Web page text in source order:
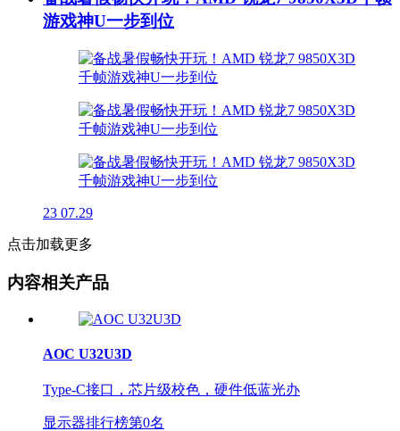
游戏神U一步到位
23 07.29
点击加载更多
内容相关产品
AOC U32U3D
Type-C接口，芯片级校色，硬件低蓝光办
显示器排行榜第0名